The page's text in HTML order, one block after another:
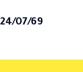
07/69